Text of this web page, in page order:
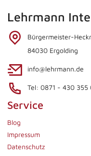
Lehrmann
Bürgermeister-
84030 Ergolding
info@lehrmann.de
Tel: 0871 - 430 355
Service
Blog
Impressum
Datenschutz